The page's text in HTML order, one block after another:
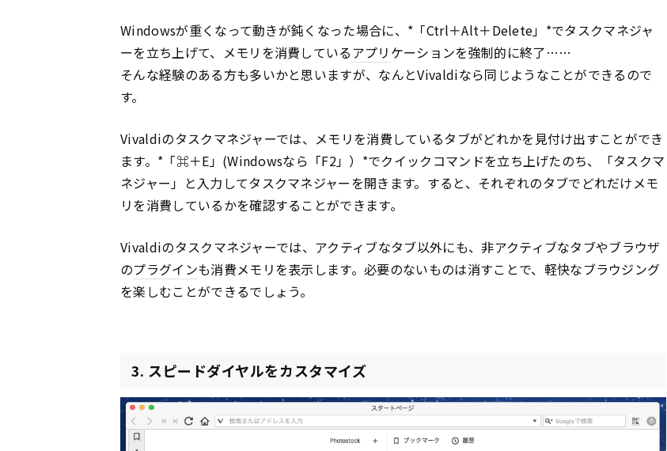
Windowsが重くなって動きが鈍くなった場合に、*「Ctrl＋Alt＋Delete」*でタスクマネジャ
ーを立ち上げて、メモリを消費しているアプリ ケーションを強制的に終了……
そんな経験のある方も多いかと思いますが、なんとVivaldiなら同じようなことができるので
す。
Vivaldiのタスクマネジャーでは、メモリを消費しているタブがどれかを見付け出すことができ
ます。*「⌘＋E」(Windowsなら「F2」）*でクイックコマンドを立ち上げたのち、「タスクマ
ネジャー」と入力してタスクマネジャーを開きます。すると、それぞれのタブでどれだけメモ
リを消費しているかを確認することができます。
Vivaldiのタスクマネジャーでは、アクティブなタブ以外にも、非アクティブなタブやブラウザ
のプラグインも消費メモリを表示します。必要のないものは消すことで、軽快なブラウジング
を楽しむことができるでしょう。
3. スピードダイヤルをカスタマイズ